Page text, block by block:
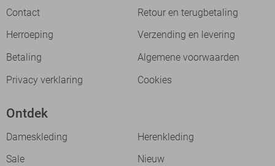
Contact
Retour en terugbetaling
Herroeping
Verzending en levering
Betaling
Algemene voorwaarden
Privacy verklaring
Cookies
Ontdek
Dameskleding
Herenkleding
Sale
Nieuw